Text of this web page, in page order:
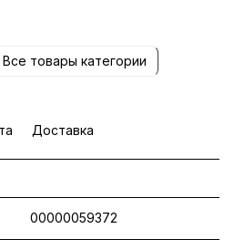
Все товары категории
Доставка
00000059372